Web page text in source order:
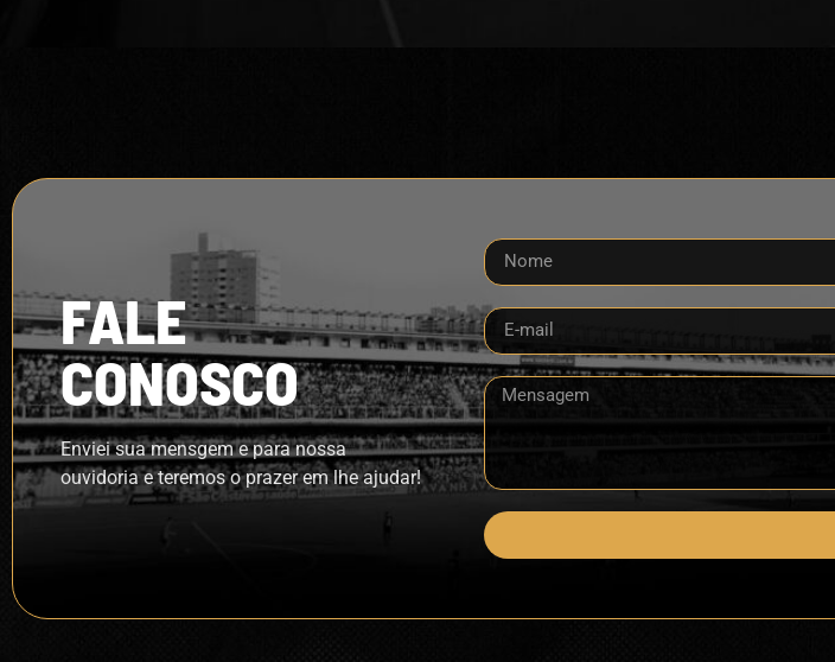
FALE
CONOSCO
Enviei sua mensgem e para nossa
ouvidoria e teremos o prazer em lhe ajudar!